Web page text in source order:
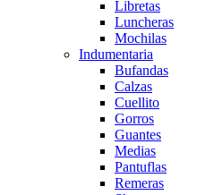
Libretas
Luncheras
Mochilas
Indumentaria
Bufandas
Calzas
Cuellito
Gorros
Guantes
Medias
Pantuflas
Remeras